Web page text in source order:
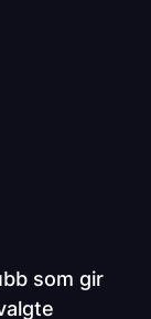
som gir